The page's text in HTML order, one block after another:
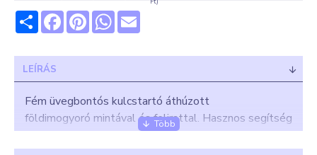
ShareFacebookPinterestWhatsApp
LEÍRÁS
Fém üvegbontós kulcstartó áthúzott
földimogyoró mintával és felirattal. Hasznos segítség
a mindennapokban! :)